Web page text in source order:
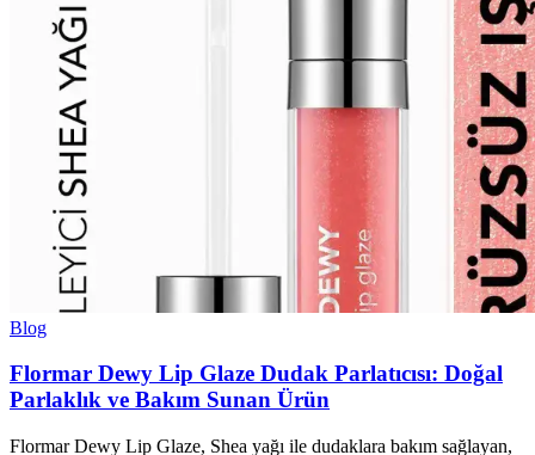
Blog
Flormar Dewy Lip Glaze Dudak Parlatıcısı: Doğal
Parlaklık ve Bakım Sunan Ürün
Flormar Dewy Lip Glaze, Shea yağı ile dudaklara bakım sağlayan,